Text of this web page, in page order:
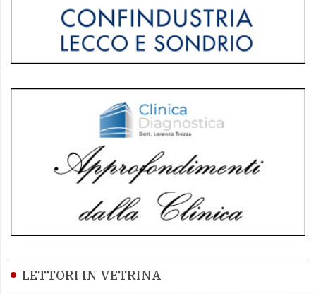
LETTORI IN VETRINA